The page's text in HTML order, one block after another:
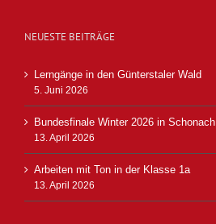
NEUESTE BEITRÄGE
Lerngänge in den Günterstaler Wald
5. Juni 2026
Bundesfinale Winter 2026 in Schonach
13. April 2026
Arbeiten mit Ton in der Klasse 1a
13. April 2026